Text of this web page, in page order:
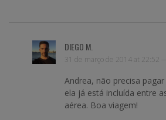
DIEGO M.
31 de março de 2014 at 22:52 —
Andrea, não precisa
ela já está incluída entre
aérea. Boa viagem!